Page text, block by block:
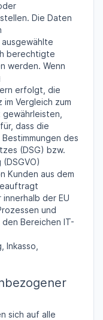
Die Daten
berechtigte
werden. Wenn
erfolgt, die
Vergleich zum
dass die
des
(DSG) bzw.
Kunden aus dem
der EU
und
Bereichen IT-
Inkasso,
sich auf alle